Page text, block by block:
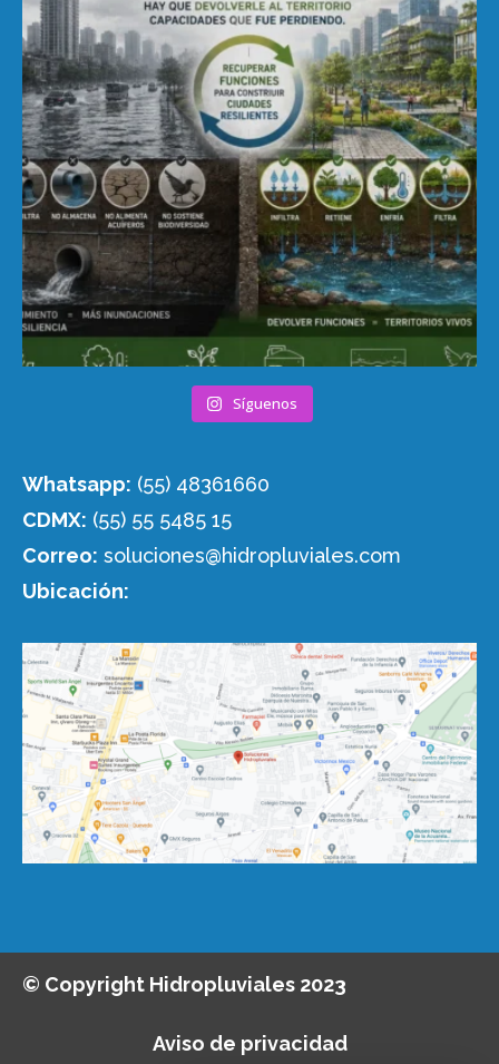
Síguenos
Whatsapp: (55) 48361660
CDMX: (55) 55 5485 15
Correo: soluciones@hidropluviales.com
Ubicación:
© Copyright Hidropluviales 2023
Aviso de privacidad